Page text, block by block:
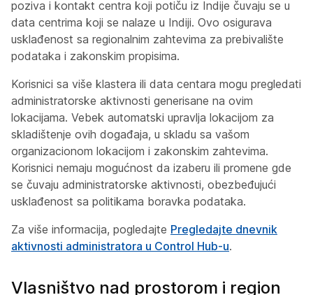
poziva i kontakt centra koji potiču iz Indije čuvaju se u
data centrima koji se nalaze u Indiji. Ovo osigurava
usklađenost sa regionalnim zahtevima za prebivalište
podataka i zakonskim propisima.
Korisnici sa više klastera ili data centara mogu pregledati
administratorske aktivnosti generisane na ovim
lokacijama. Vebek automatski upravlja lokacijom za
skladištenje ovih događaja, u skladu sa vašom
organizacionom lokacijom i zakonskim zahtevima.
Korisnici nemaju mogućnost da izaberu ili promene gde
se čuvaju administratorske aktivnosti, obezbeđujući
usklađenost sa politikama boravka podataka.
Za više informacija, pogledajte Pregledajte dnevnik
aktivnosti administratora u Control Hub-u.
Vlasništvo nad prostorom i region